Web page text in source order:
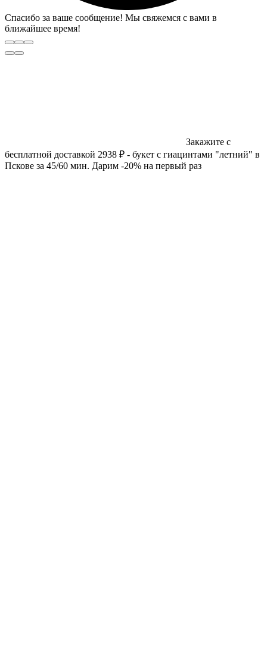
Спасибо за ваше сообщение! Мы свяжемся с вами в
ближайшее время!
Закажите с
бесплатной доставкой 2938 ₽ - букет с гиацинтами "летний" в
Пскове за 45/60 мин. Дарим -20% на первый раз